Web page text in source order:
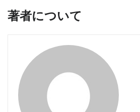
著者について